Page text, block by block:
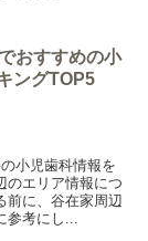
おすすめの小
ングTOP5
小児歯科情報を
のエリア情報につ
前に、谷在家周辺
参考にし...